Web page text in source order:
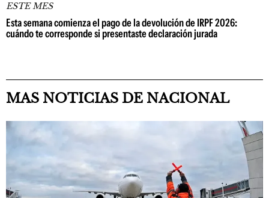
ESTE MES
Esta semana comienza el pago de la devolución de IRPF 2026:
cuándo te corresponde si presentaste declaración jurada
MAS NOTICIAS DE NACIONAL